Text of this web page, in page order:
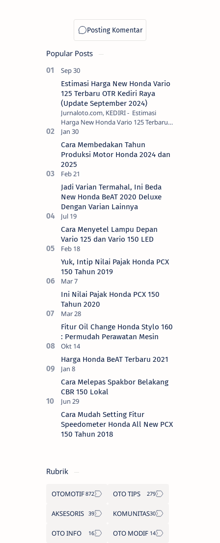
Popular Posts
Estimasi Harga New Honda Vario
125 Terbaru OTR Kediri Raya
(Update September 2024)
Jurnaloto.com, KEDIRI - Estimasi
Harga New Honda Vario 125 Terbaru
OTR Kediri Raya (Update September
2024) Brosis sekalian, PT Astra Honda
Motor (AH…
Cara Membedakan Tahun
Produksi Motor Honda 2024 dan
2025
Jadi Varian Termahal, Ini Beda
New Honda BeAT 2020 Deluxe
Dengan Varian Lainnya
Cara Menyetel Lampu Depan
Vario 125 dan Vario 150 LED
Yuk, Intip Nilai Pajak Honda PCX
150 Tahun 2019
Ini Nilai Pajak Honda PCX 150
Tahun 2020
Fitur Oil Change Honda Stylo 160
: Permudah Perawatan Mesin
Harga Honda BeAT Terbaru 2021
Cara Melepas Spakbor Belakang
CBR 150 Lokal
Cara Mudah Setting Fitur
Speedometer Honda All New PCX
150 Tahun 2018
Rubrik
OTOMOTIF OTO TIPS
AKSESORIS KOMUNITAS
OTO INFO OTO MODIF